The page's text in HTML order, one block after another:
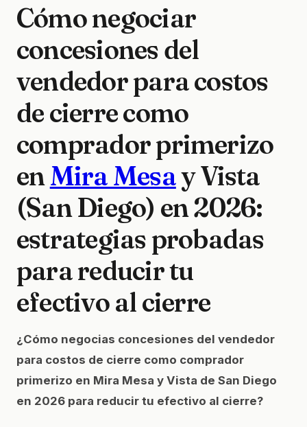
Cómo negociar
concesiones del
vendedor para costos
de cierre como
comprador primerizo
enMira Mesay Vista
(San Diego) en 2026:
estrategias probadas
para reducir tu
efectivo al cierre
¿Cómo negocias concesiones del vendedor
para costos de cierre como comprador
primerizo en Mira Mesa y Vista de San Diego
en 2026 para reducir tu efectivo al cierre?